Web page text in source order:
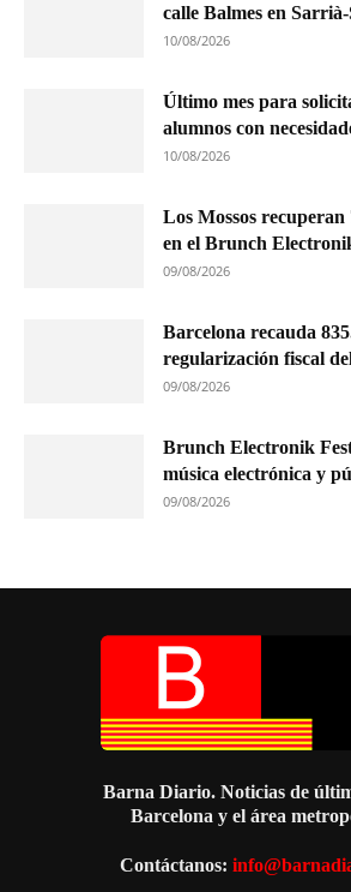
calle Balmes en
10/08/2026
Último mes para
alumnos con
10/08/2026
Los Mossos recuperan
en el Brunch
09/08/2026
Barcelona recauda
regularización fiscal
09/08/2026
Brunch Electronik
música electrónica y
09/08/2026
Barna Diario. Noticias de
Barcelona y el área
Contáctanos: